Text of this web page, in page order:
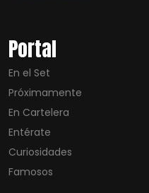
Portal
En el Set
Próximamente
En Cartelera
Entérate
Curiosidades
Famosos